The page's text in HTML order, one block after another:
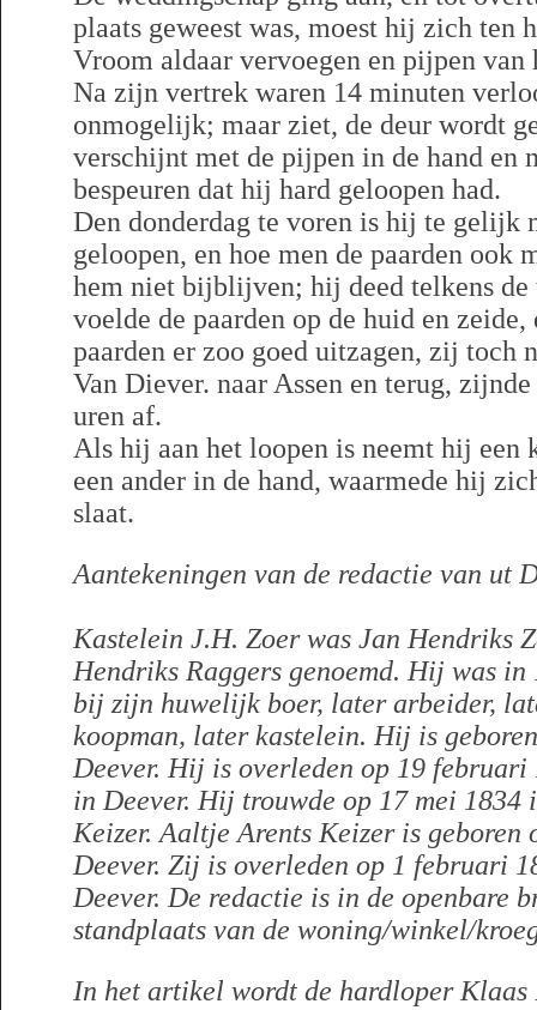
plaats geweest was, moest hij zich ten
Vroom aldaar vervoegen en pijpen van
Na zijn vertrek waren 14 minuten
onmogelijk; maar ziet, de deur wordt
verschijnt met de pijpen in de hand en
bespeuren dat hij hard geloopen had.
Den donderdag te voren is hij te gelijk
geloopen, en hoe men de paarden ook
hem niet bijblijven; hij deed telkens de
voelde de paarden op de huid en zeide,
paarden er zoo goed uitzagen, zij toch
Van Diever. naar Assen en terug,
uren af.
Als hij aan het loopen is neemt hij een
een ander in de hand, waarmede hij
slaat.
Aantekeningen van de redactie van ut
Kastelein J.H. Zoer was Jan Hendriks
Hendriks Raggers genoemd. Hij was
bij zijn huwelijk boer, later arbeider,
koopman, later kastelein. Hij is
Deever. Hij is overleden op 19
in Deever. Hij trouwde op 17 mei 1834
Keizer. Aaltje Arents Keizer is geboren
Deever. Zij is overleden op 1 februari
Deever. De redactie is in de openbare
standplaats van de woning/winkel/
In het artikel wordt de hardloper Klaas